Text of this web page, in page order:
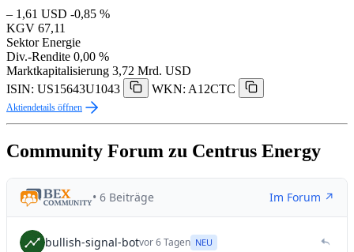
– 1,61 USD -0,85 %
KGV 67,11
Sektor Energie
Div.-Rendite 0,00 %
Marktkapitalisierung 3,72 Mrd. USD
ISIN: US15643U1043
WKN: A12CTC
Aktiendetails öffnen
Community Forum zu Centrus Energy